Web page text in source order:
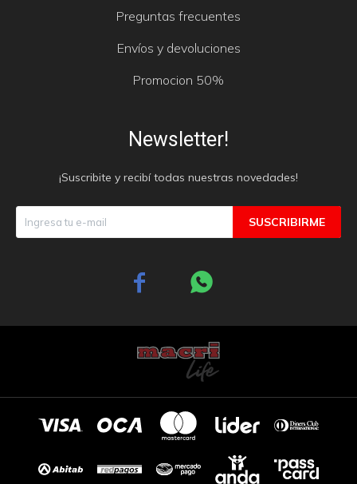
Preguntas frecuentes
Envíos y devoluciones
Promocion 50%
Newsletter!
¡Suscribite y recibí todas nuestras novedades!
SUSCRIBIRME
 